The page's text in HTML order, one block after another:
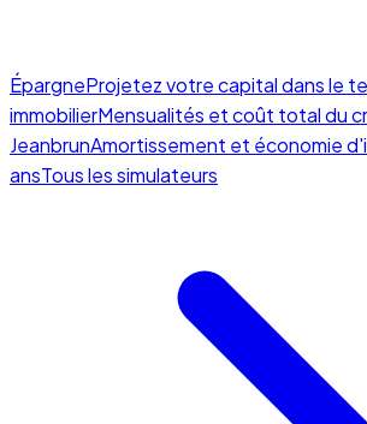
ÉpargneProjetez votre capital dans le
immobilierMensualités et coût total du
JeanbrunAmortissement et économie
ansTous les simulateurs